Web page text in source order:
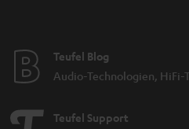
Teufel Blog
Audio-Technologien, HiFi-
Teufel Support